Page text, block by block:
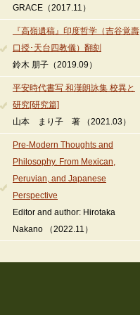
GRACE（2017.11）
『高嶺遺稿』印度哲学（吉谷覚壽
口授･天台四教儀）翻刻
鈴木 朋子（2019.09）
平安時代書写 和漢朗詠集 校異と
研究[研究篇]
山本 まり子 著 （2021.03）
Pre-Modern Thoughts and
Philosophy. From Mexican,
Peruvian, and Japanese
Perspective
Editor and author: Hirotaka
Nakano （2022.11）